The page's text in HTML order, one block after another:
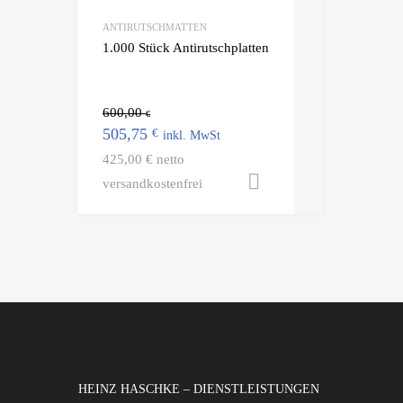
ANTIRUTSCHMATTEN
1.000 Stück Antirutschplatten
600,00€
505,75 €
425,00 € netto
versandkostenfrei
HEINZ HASCHKE – DIENSTLEISTUNGEN